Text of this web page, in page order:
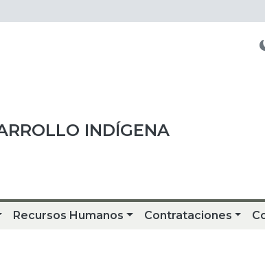
INDÍGENA
Recursos Humanos Contrataciones